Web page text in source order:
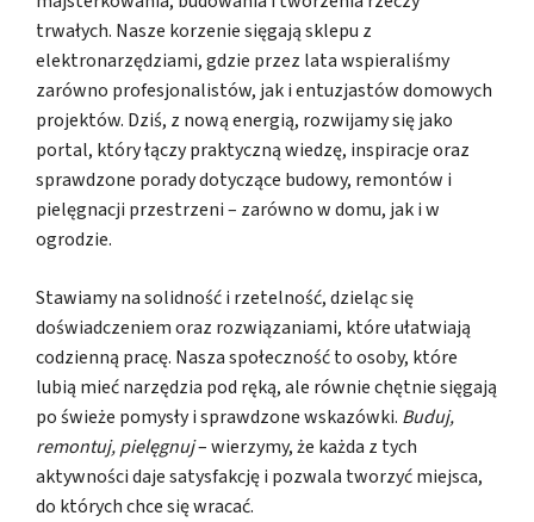
trwałych. Nasze korzenie sięgają sklepu z
elektronarzędziami, gdzie przez lata wspieraliśmy
zarówno profesjonalistów, jak i entuzjastów domowych
projektów. Dziś, z nową energią, rozwijamy się jako
portal, który łączy praktyczną wiedzę, inspiracje oraz
sprawdzone porady dotyczące budowy, remontów i
pielęgnacji przestrzeni – zarówno w domu, jak i w
ogrodzie.
Stawiamy na solidność i rzetelność, dzieląc się
doświadczeniem oraz rozwiązaniami, które ułatwiają
codzienną pracę. Nasza społeczność to osoby, które
lubią mieć narzędzia pod ręką, ale równie chętnie sięgają
po świeże pomysły i sprawdzone wskazówki. Buduj,
remontuj, pielęgnuj– wierzymy, że każda z tych
aktywności daje satysfakcję i pozwala tworzyć miejsca,
do których chce się wracać.